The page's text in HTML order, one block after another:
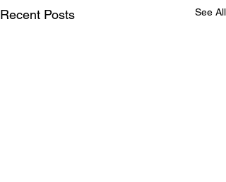
Recent Posts See All